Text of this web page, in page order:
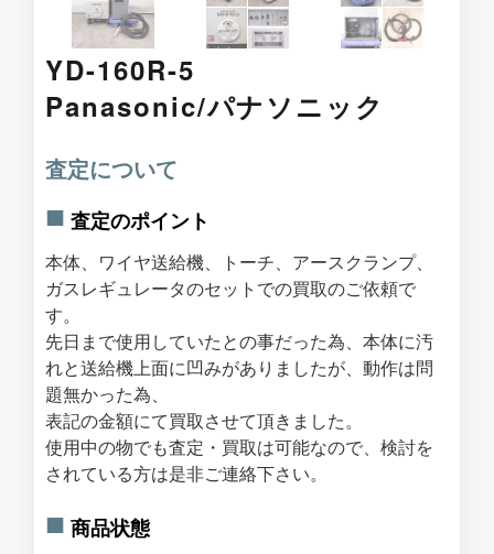
YD-160R-5
Panasonic/パナソニック
査定について
査定のポイント
本体、ワイヤ送給機、トーチ、アースクランプ、
ガスレギュレータのセットでの買取のご依頼で
す。
先日まで使用していたとの事だった為、本体に汚
れと送給機上面に凹みがありましたが、動作は問
題無かった為、
表記の金額にて買取させて頂きました。
使用中の物でも査定・買取は可能なので、検討を
されている方は是非ご連絡下さい。
商品状態